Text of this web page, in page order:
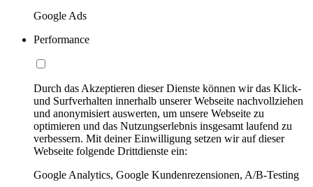
Google Ads
Performance
Durch das Akzeptieren dieser Dienste können wir das Klick-
und Surfverhalten innerhalb unserer Webseite nachvollziehen
und anonymisiert auswerten, um unsere Webseite zu
optimieren und das Nutzungserlebnis insgesamt laufend zu
verbessern. Mit deiner Einwilligung setzen wir auf dieser
Webseite folgende Drittdienste ein:
Google Analytics, Google Kundenrezensionen, A/B-Testing